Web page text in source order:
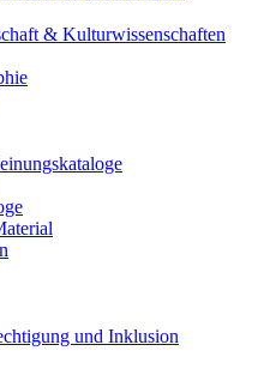
& Kulturwissenschaften
und Inklusion